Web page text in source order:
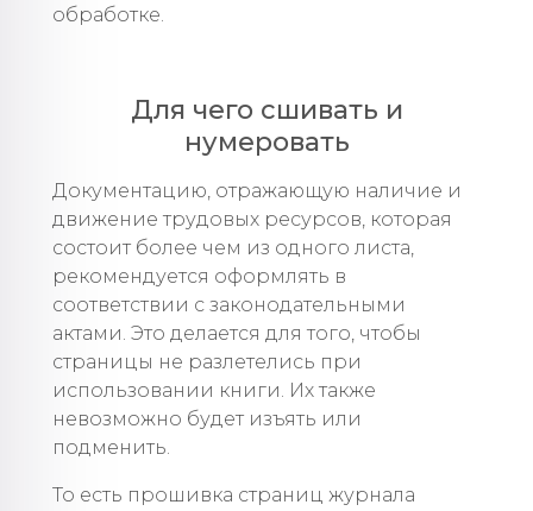
обработке.
Для чего сшивать и
нумеровать
Документацию, отражающую наличие и
движение трудовых ресурсов, которая
состоит более чем из одного листа,
рекомендуется оформлять в
соответствии с законодательными
актами. Это делается для того, чтобы
страницы не разлетелись при
использовании книги. Их также
невозможно будет изъять или
подменить.
То есть прошивка страниц журнала